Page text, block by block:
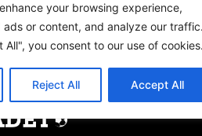
your browsing experience,
ads or content, and analyze our traffic.
All", you consent to our use of cookies.
Reject All Accept All